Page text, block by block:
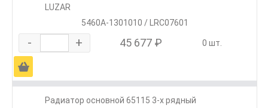
LUZAR
5460А-1301010 / LRС07601
- + 45 677 ₽ 0 шт.
Ä
Радиатор основной 65115 3-х рядный